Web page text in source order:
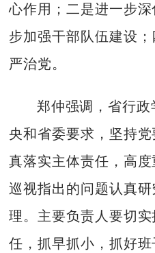
心作用；二是进一步
步加强干部队伍建设
严治党。
郑仲强调，省行
央和省委要求，坚持
真落实主体责任，高
巡视指出的问题认真
理。主要负责人要切
任，抓早抓小，抓好